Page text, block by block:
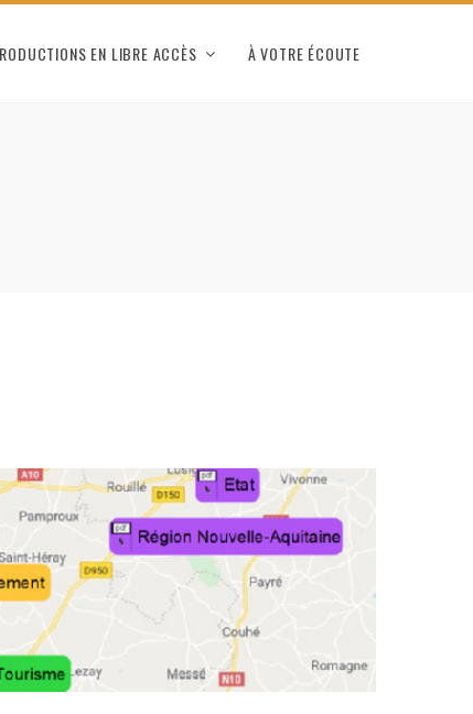
EN LIBRE ACCÈS À VOTRE ÉCOUTE